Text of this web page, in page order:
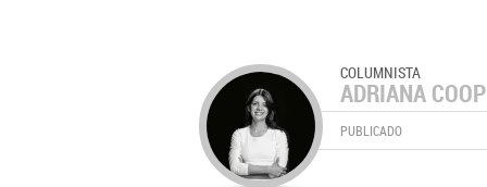
COLUMNISTA
ADRIANA
PUBLICADO